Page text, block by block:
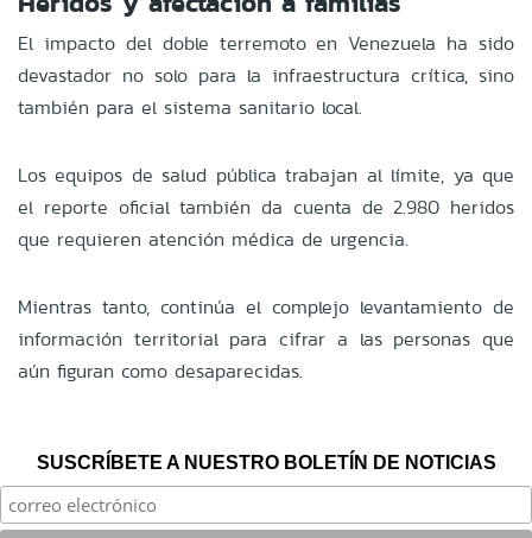
El impacto del doble terremoto en Venezuela ha sido
devastador no solo para la infraestructura crítica, sino
también para el sistema sanitario local.
Los equipos de salud pública trabajan al límite, ya que
el reporte oficial también da cuenta de 2.980 heridos
que requieren atención médica de urgencia.
Mientras tanto, continúa el complejo levantamiento de
información territorial para cifrar a las personas que
aún figuran como desaparecidas.
SUSCRÍBETE A NUESTRO BOLETÍN DE NOTICIAS